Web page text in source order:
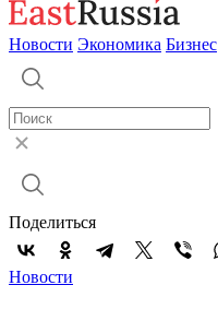
Новости Экономика Бизнес
Поделиться
Новости